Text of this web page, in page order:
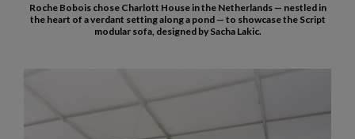
Roche Bobois chose Charlott House in the Netherlands — nestled in
the heart of a verdant setting along a pond — to showcase the Script
modular sofa, designed by Sacha Lakic.